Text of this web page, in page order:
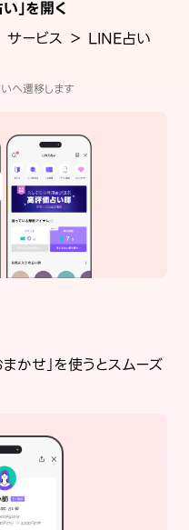
」を開く
サービス ＞ LINE占い
へ遷移します
まかせ」を使うとスムーズ